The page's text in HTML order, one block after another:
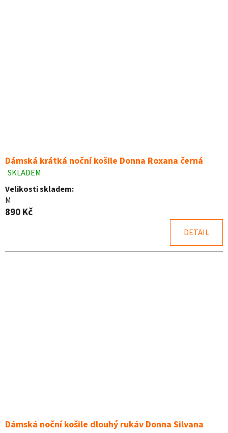
Dámská krátká noční košile Donna Roxana černá
Průměrné
hodnocení
produktu
je
5,0
hvězdiček.
SKLADEM
Velikosti skladem:
M
890 Kč
DETAIL
Dámská noční košile dlouhý rukáv Donna Silvana